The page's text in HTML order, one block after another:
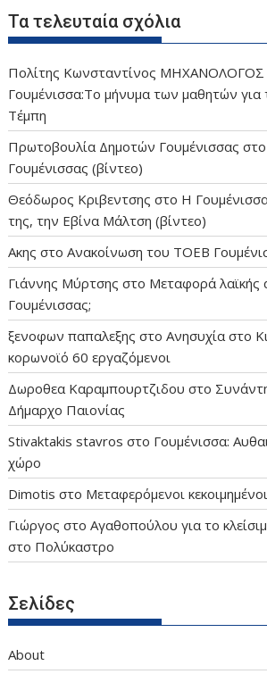
Τα τελευταία σχόλια
Πολίτης Κωνσταντίνος
Γουμένισσα:Το μήνυμα των μαθητών για
Τέμπη
Πρωτοβουλία Δημοτών Γουμένισσας στο
Γουμένισσας (βίντεο)
Θεόδωρος Κριβεντσης στο Η
της, την Εβίνα Μάλτση (βίντεο)
Ακης στοΑνακοίνωση του ΤΟΕΒ
Γιάννης Μύρτσης στο Μεταφορά λαϊκής
Γουμένισσας;
ξενοφων παπαλεξης στοΑνησυχία στο
κορωνοϊό 60 εργαζόμενοι
Δωροθεα Καραμπουρτζιδου στο
Δήμαρχο Παιονίας
Stivaktakis stavros στο Γουμένισσα:
χώρο
Dimotis στο Μεταφερόμενοι κεκοιμημένοι
Γιώργος στοΑγαθοπούλου για το
στο Πολύκαστρο
Σελίδες
About